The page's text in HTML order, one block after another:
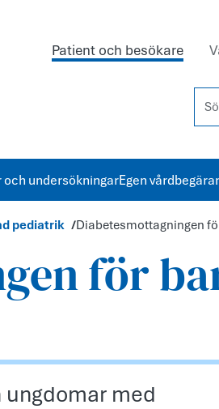
Patient och besökare
och undersökningarEgen
pediatrik Diabetesmottagningen
för
med